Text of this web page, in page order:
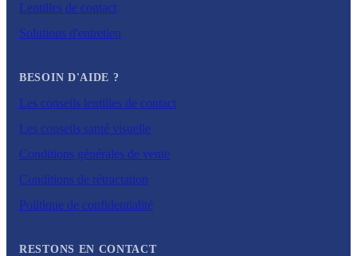
Lentilles de contact
Solutions d'entretien
BESOIN D'AIDE ?
Les conseils lentilles de contact
Les conseils santé visuelle
Conditions générales de vente
Conditions de rétractation
Politique de confidentialité
RESTONS EN CONTACT